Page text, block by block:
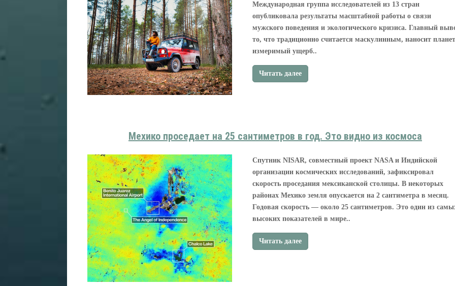
Международная группа исследователей из 13 стран
опубликовала результаты масштабной работы о связи
мужского поведения и экологического кризиса. Главный
то, что традиционно считается маскулинным, наносит
измеримый ущерб..
Читать далее
Мехико проседает на 25 сантиметров в год. Это видно из космоса
Спутник NISAR, совместный проект NASA и Индийской
организации космических исследований, зафиксировал
скорость проседания мексиканской столицы. В некоторых
районах Мехико земля опускается на 2 сантиметра в месяц.
Годовая скорость — около 25 сантиметров. Это один из
высоких показателей в мире..
Читать далее